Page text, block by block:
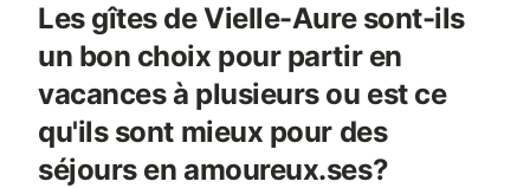
Les gîtes de Vielle-Aure sont-ils
un bon choix pour partir en
vacances à plusieurs ou est ce
qu'ils sont mieux pour des
séjours en amoureux.ses?